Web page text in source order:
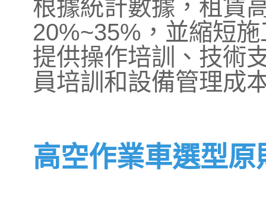
根據統計數據，租賃
20%~35%，並縮短
提供操作培訓、技術
員培訓和設備管理成
高空作業車選型